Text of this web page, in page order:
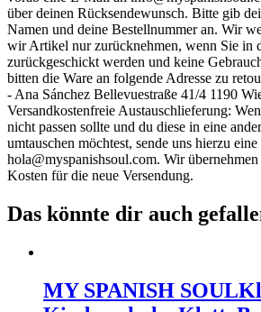
über deinen Rücksendewunsch. Bitte gib
Namen und deine Bestellnummer an. Wir
wir Artikel nur zurücknehmen, wenn Sie in
zurückgeschickt werden und keine
bitten die Ware an folgende Adresse zu
- Ana Sánchez Bellevuestraße 41/4 1190
Versandkostenfreie Austauschlieferung:
nicht passen sollte und du diese in eine
umtauschen möchtest, sende uns hierzu
hola@myspanishsoul.com. Wir
Kosten für die neue Versendung.
Das könnte dir auch
MY SPANISH SOUL